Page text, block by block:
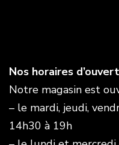
Nos horaires
Notre magasin est
– le mardi, jeudi,
14h30 à 19h